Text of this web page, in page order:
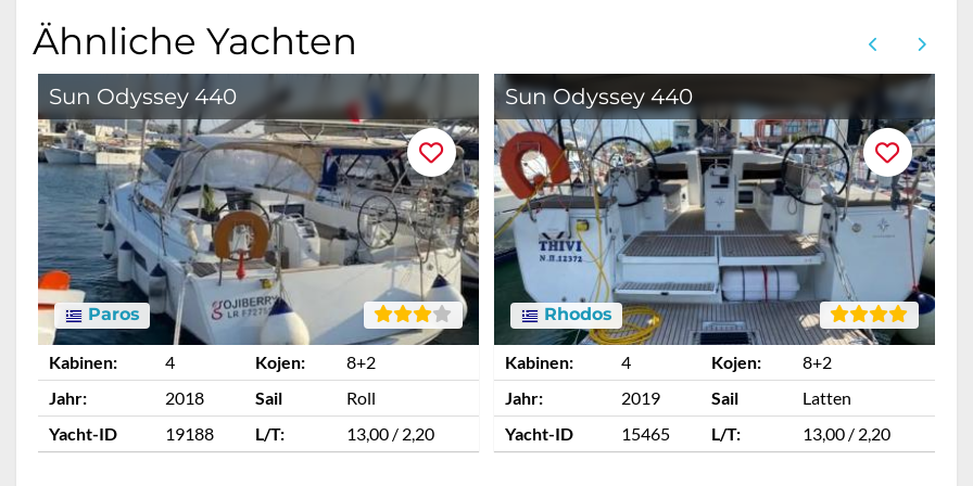
Ähnliche Yachten
Sun Odyssey 440
Paros
Kabinen: 4 Kojen:
8+2
Jahr:
2018 Sail
Roll
Yacht-ID
19188 L/T: 13,00 / 2,20
Sun Odyssey 440
Rhodos
Kabinen: 4 Kojen:
8+2
Jahr:
2019 Sail
Latten
Yacht-ID
15465 L/T: 13,00 / 2,20